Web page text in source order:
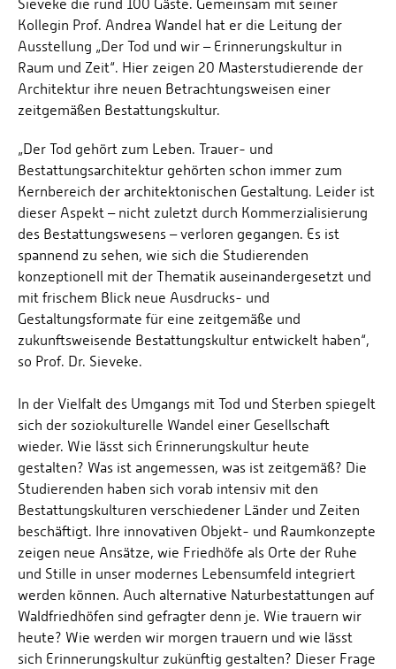
Sieveke die rund 100 Gäste. Gemeinsam mit seiner
Kollegin Prof. Andrea Wandel hat er die Leitung der
Ausstellung „Der Tod und wir – Erinnerungskultur in
Raum und Zeit“. Hier zeigen 20 Masterstudierende der
Architektur ihre neuen Betrachtungsweisen einer
zeitgemäßen Bestattungskultur.
„Der Tod gehört zum Leben. Trauer- und
Bestattungsarchitektur gehörten schon immer zum
Kernbereich der architektonischen Gestaltung. Leider ist
dieser Aspekt – nicht zuletzt durch Kommerzialisierung
des Bestattungswesens – verloren gegangen. Es ist
spannend zu sehen, wie sich die Studierenden
konzeptionell mit der Thematik auseinandergesetzt und
mit frischem Blick neue Ausdrucks- und
Gestaltungsformate für eine zeitgemäße und
zukunftsweisende Bestattungskultur entwickelt haben“,
so Prof. Dr. Sieveke.
In der Vielfalt des Umgangs mit Tod und Sterben spiegelt
sich der soziokulturelle Wandel einer Gesellschaft
wieder. Wie lässt sich Erinnerungskultur heute
gestalten? Was ist angemessen, was ist zeitgemäß? Die
Studierenden haben sich vorab intensiv mit den
Bestattungskulturen verschiedener Länder und Zeiten
beschäftigt. Ihre innovativen Objekt- und Raumkonzepte
zeigen neue Ansätze, wie Friedhöfe als Orte der Ruhe
und Stille in unser modernes Lebensumfeld integriert
werden können. Auch alternative Naturbestattungen auf
Waldfriedhöfen sind gefragter denn je. Wie trauern wir
heute? Wie werden wir morgen trauern und wie lässt
sich Erinnerungskultur zukünftig gestalten? Dieser Frage